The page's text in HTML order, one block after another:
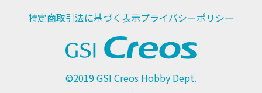
特定商取引法に基づく表示プライバシーポリシー
©2019 GSI Creos Hobby Dept.